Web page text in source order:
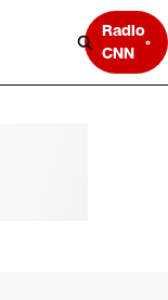
Radio
CNN